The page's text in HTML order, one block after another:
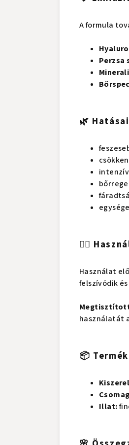
A formula
Perzsa
🌿 Hatásai
💆‍♀️
Használat
felszívódik
használatát
📦
Illat: